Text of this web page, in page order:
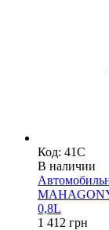
Код: 41C
В наличии
0,8L
1 412 грн